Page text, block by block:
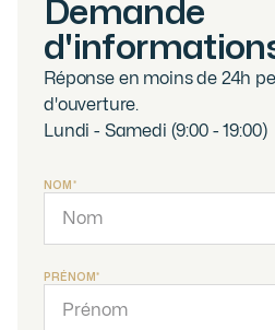
Demande
Réponse en moins de 24h
d'ouverture.
Lundi - Samedi (9:00 - 19:00)
NOM*
PRÉNOM*